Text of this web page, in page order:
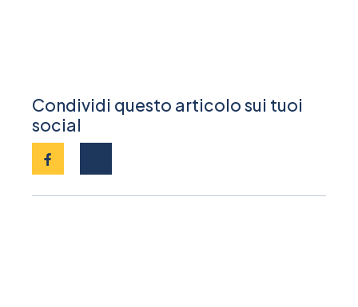
Condividi questo articolo sui tuoi
social